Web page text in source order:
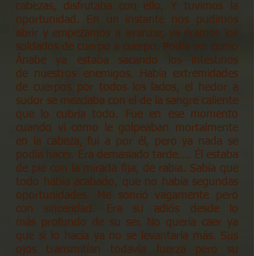
cabezas, disfrutaba con ello. Y tuvimos la
oportunidad. En un instante nos pudimos
abrir y empezamos a avanzar, ya éramos los
soldados de cuerpo a cuerpo. Podía ver como
Ánabe ya estaba sacando los intestinos
de nuestros enemigos. Había extremidades
de cuerpos por todos los lados, el hedor a
sudor se mezclaba con el de la sangre caliente
que lo cubría todo. Fue en ese momento
cuando ví como le golpeaban mortalmente
en la cabeza, fui a por él, pero ya nada se
podía hacer. Era demasiado tarde.... Él estaba
de pie con la mirada fija, de rabia. Sabía que
todo había acabado, que no había segundas
oportunidades. Me sonrió vagamente pero
con sinceridad. Era su adiós desde lo
más profundo de su ser. No quería caer ya
que si lo hacía ya no se levantaría más. Sus
ojos transmitían todavía fuerza pero su